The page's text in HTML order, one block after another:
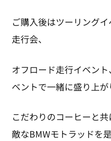
ご購入後はツーリング
走行会、
オフロード走行イベン
ベントで一緒に盛り上
こだわりのコーヒーと
敵なBMWモトラッドを